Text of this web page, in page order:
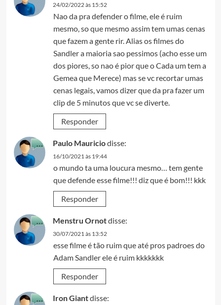
24/02/2022 às 15:52
Nao da pra defender o filme, ele é ruim
mesmo, so que mesmo assim tem umas cenas
que fazem a gente rir. Alias os filmes do
Sandler a maioria sao pessimos (acho esse um
dos piores, so nao é pior que o Cada um tem a
Gemea que Merece) mas se vc recortar umas
cenas legais, vamos dizer que da pra fazer um
clip de 5 minutos que vc se diverte.
Responder
Paulo Mauriciodisse:
16/10/2021 às 19:44
o mundo ta uma loucura mesmo… tem gente
que defende esse filme!!! diz que é bom!!! kkk
Responder
Menstru Ornotdisse:
30/07/2021 às 13:52
esse filme é tão ruim que até pros padroes do
Adam Sandler ele é ruim kkkkkkk
Responder
Iron Giantdisse: